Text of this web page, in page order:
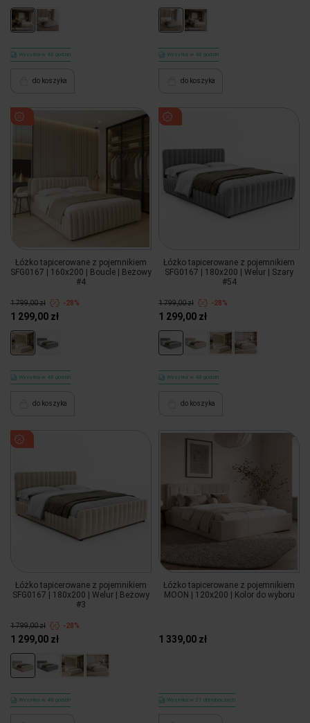
Wysyłka w 48 godzin
do koszyka
Wysyłka w 48 godzin
do koszyka
Łóżko tapicerowane z pojemnikiem
SFG0167 | 160x200 | Boucle | Beżowy
#4
1 799,00 zł -28%
1 299,00 zł
Wysyłka w 48 godzin
do koszyka
Łóżko tapicerowane z pojemnikiem
SFG0167 | 180x200 | Welur | Szary
#54
1 799,00 zł -28%
1 299,00 zł
Wysyłka w 48 godzin
do koszyka
Łóżko tapicerowane z pojemnikiem
SFG0167 | 180x200 | Welur | Beżowy
#3
1 799,00 zł -28%
1 299,00 zł
Wysyłka w 48 godzin
Łóżko tapicerowane z pojemnikiem
MOON | 120x200 | Kolor do wyboru
1 339,00 zł
Wysyłka w 21 dni roboczych